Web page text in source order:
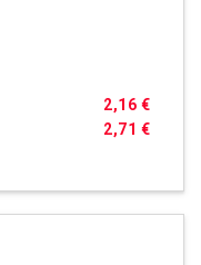
2,71 €
2,16 €